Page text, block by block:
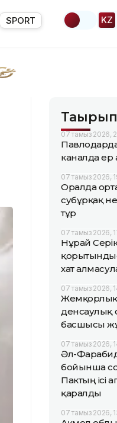
SPORT KZ
07 тамыз 2026,
каналда ер
07 тамыз 2026,
Оралда
субұрқақ
тұр
07 тамыз 2026,
Нұрай
хат
07 тамыз 2026,
Жемқорлық
денсаулық
басшысы
07 тамыз 2026,
Әл-
бойынша
Пактың ісі
қаралды
07 тамыз 2026,